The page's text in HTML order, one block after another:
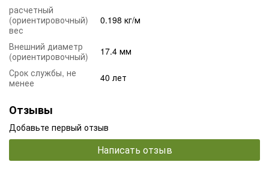
расчетный
(ориентировочный)
вес
0.198 кг/м
Внешний диаметр
(ориентировочный)
17.4 мм
Срок службы, не
менее
40 лет
Отзывы
Добавьте первый отзыв
Написать отзыв